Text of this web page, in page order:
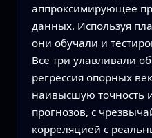
аппроксимирующее
данных. Используя
они обучали и
Все три улавливали
регрессия опорных
наивысшую точность
прогнозов, с
корреляцией с